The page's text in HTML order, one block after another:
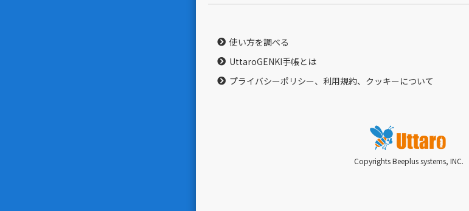
使い方を調べる
UttaroGENKI手帳とは
プライバシーポリシー、利用規約、クッキーについて
Copyrights Beeplus systems, INC.